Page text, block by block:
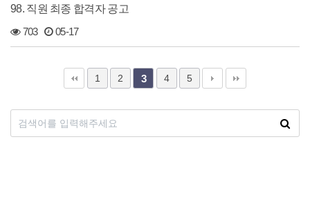
98. 직원 최종 합격자 공고
703 05-17
1 2 3 4 5